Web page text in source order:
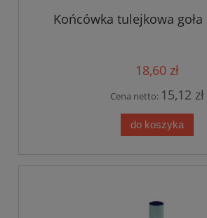
Końcówka tulejkowa goła
18,60 zł
Cena netto: 15,12 zł
do koszyka